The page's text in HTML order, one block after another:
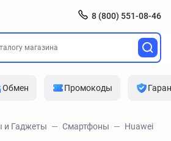
8 (800) 551-08-46
Обмен Промокоды
и Гаджеты Смартфоны
Huawei